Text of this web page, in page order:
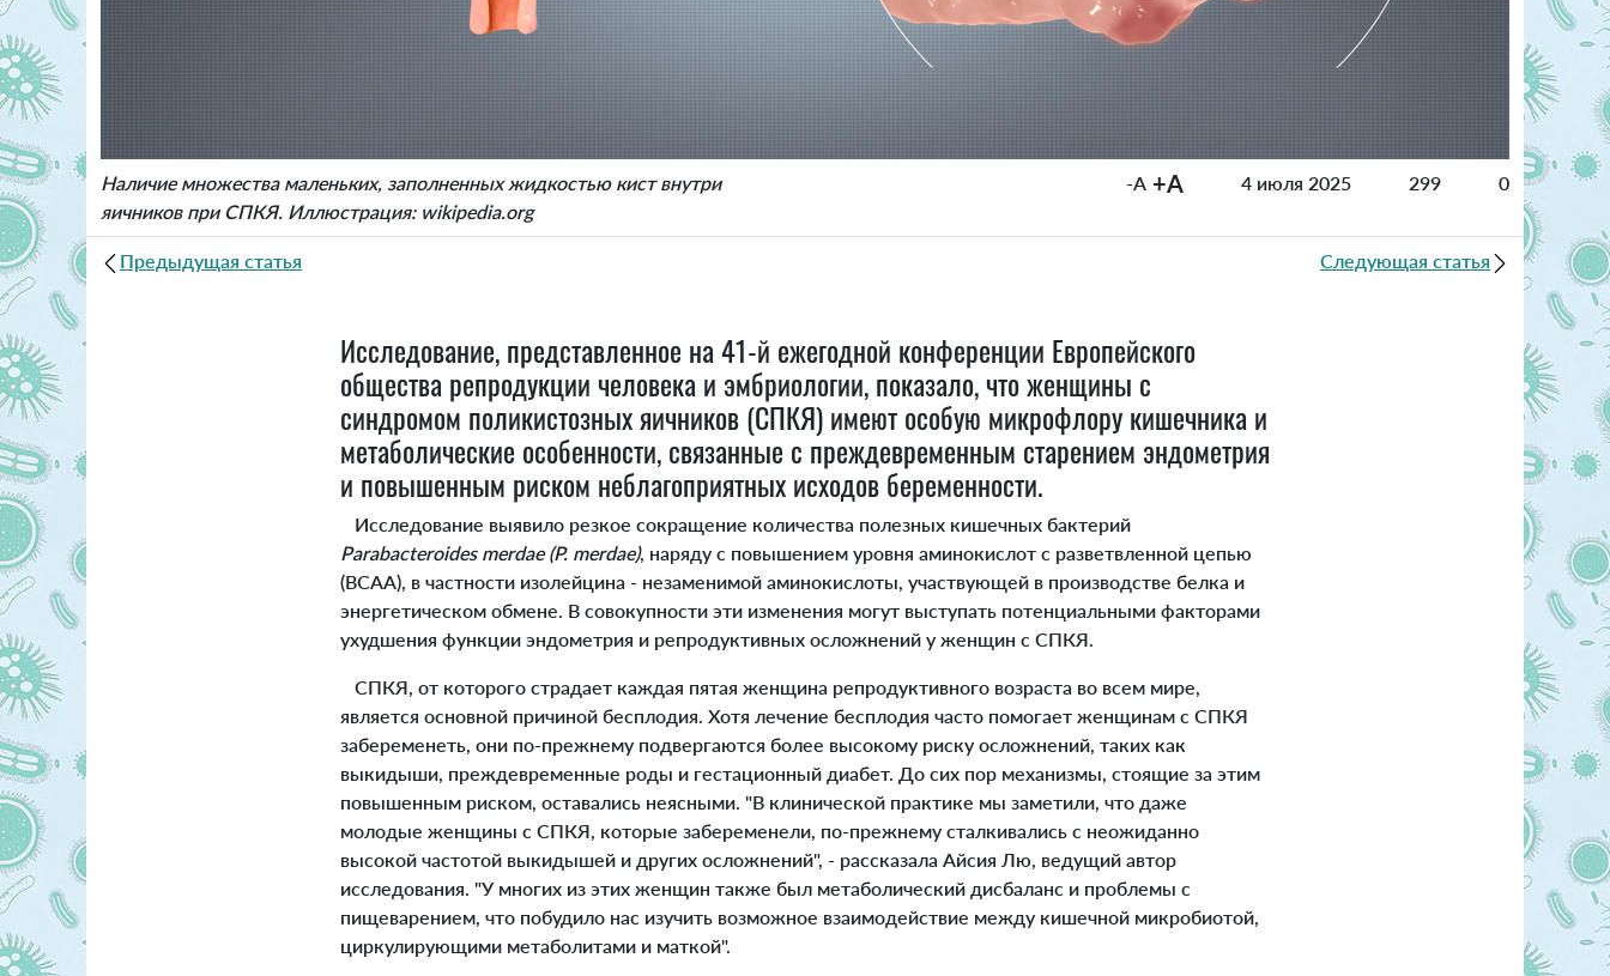
Наличие множества маленьких, заполненных жидкостью кист внутри
яичников при СПКЯ. Иллюстрация: wikipedia.org
-A +A 4 июля 2025 299 0
Предыдущая статья Следующая статья
Исследование, представленное на 41-й ежегодной конференции Европейского
общества репродукции человека и эмбриологии, показало, что женщины с
синдромом поликистозных яичников (СПКЯ) имеют особую микрофлору кишечника и
метаболические особенности, связанные с преждевременным старением эндометрия
и повышенным риском неблагоприятных исходов беременности.
Исследование выявило резкое сокращение количества полезных кишечных бактерий
Parabacteroides merdae (P. merdae), наряду с повышением уровня аминокислот с разветвленной цепью
(ВСАА), в частности изолейцина - незаменимой аминокислоты, участвующей в производстве белка и
энергетическом обмене. В совокупности эти изменения могут выступать потенциальными факторами
ухудшения функции эндометрия и репродуктивных осложнений у женщин с СПКЯ.
СПКЯ, от которого страдает каждая пятая женщина репродуктивного возраста во всем мире,
является основной причиной бесплодия. Хотя лечение бесплодия часто помогает женщинам с СПКЯ
забеременеть, они по-прежнему подвергаются более высокому риску осложнений, таких как
выкидыши, преждевременные роды и гестационный диабет. До сих пор механизмы, стоящие за этим
повышенным риском, оставались неясными. "В клинической практике мы заметили, что даже
молодые женщины с СПКЯ, которые забеременели, по-прежнему сталкивались с неожиданно
высокой частотой выкидышей и других осложнений", - рассказала Айсия Лю, ведущий автор
исследования. "У многих из этих женщин также был метаболический дисбаланс и проблемы с
пищеварением, что побудило нас изучить возможное взаимодействие между кишечной микробиотой,
циркулирующими метаболитами и маткой".